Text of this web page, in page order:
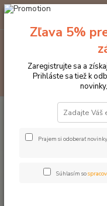
Značka oblečenia
Podsedlové
Najnovšie
Zľava 5%
Zaregistrujte sa a
Prihláste sa tiež k
Prajem si odoberať
Súhlasím so